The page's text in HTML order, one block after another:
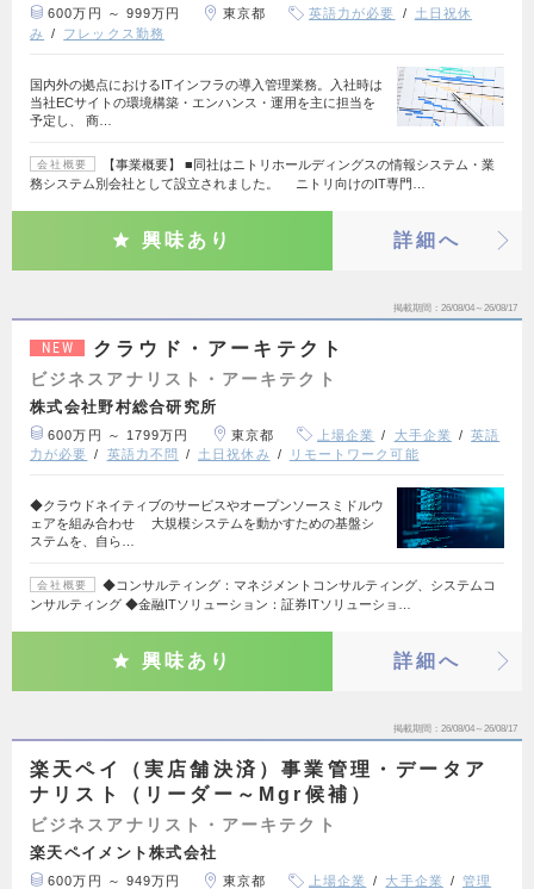
600万円 ～ 999万円 東京都 英語力が必要
土日祝休
み
フレックス勤務
国内外の拠点におけるITインフラの導入管理業務。入社時は
当社ECサイトの環境構築・エンハンス・運用を主に担当を
予定し、 商…
会社概要
【事業概要】 ■同社はニトリホールディングスの情報システム・業
務システム別会社として設立されました。 ニトリ向けのIT専門…
興味あり 詳細へ
掲載期間 26/08/04～26/08/17
NEW クラウド・アーキテクト
ビジネスアナリスト・アーキテクト
株式会社野村総合研究所
600万円 ～ 1799万円 東京都 上場企業 大手企業
英語
力が必要
英語力不問 土日祝休み リモートワーク可能
◆クラウドネイティブのサービスやオープンソースミドルウ
ェアを組み合わせ 大規模システムを動かすための基盤シ
ステムを、自ら…
会社概要
◆コンサルティング：マネジメントコンサルティング、システムコ
ンサルティング ◆金融ITソリューション：証券ITソリューショ…
興味あり 詳細へ
掲載期間 26/08/04～26/08/17
楽天ペイ（実店舗決済）事業管理・データア
ナリスト（リーダー～Mgr候補）
ビジネスアナリスト・アーキテクト
楽天ペイメント株式会社
600万円 ～ 949万円 東京都 上場企業 大手企業
管理